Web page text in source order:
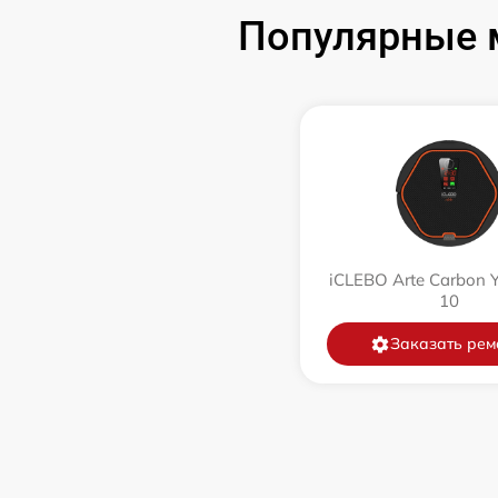
Ремонт цепи питания
Замена датчиков управления, высоты,
Восстановление аккумулятора
Популярные
iCLEBO Arte Carbon
10
Заказать